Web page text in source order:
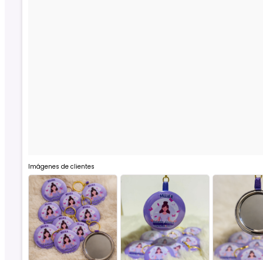
Imágenes de clientes